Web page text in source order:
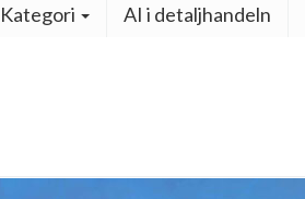
Kategori AI i detaljhandeln